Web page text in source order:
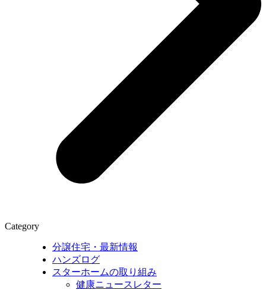
Category
分譲住宅・最新情報
ハンズログ
スターホームの取り組み
健康ニュースレター